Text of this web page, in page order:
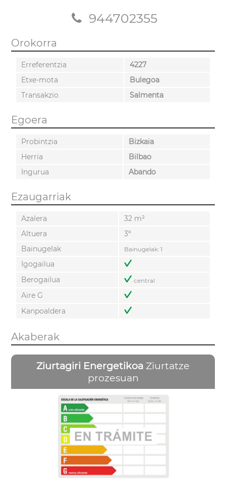
944702355
Orokorra
Erreferentzia
4227
Etxe-mota
Bulegoa
Transakzio
Salmenta
Egoera
Probintzia
Bizkaia
Herria
Bilbao
Ingurua
Abando
Ezaugarriak
Azalera
32 m²
Altuera
3º
Bainugelak
Bainugelak: 1
Igogailua
Berogailua
central
Aire G
Kanpoaldera
Akaberak
Ziurtagiri Energetikoa Ziurtatze
prozesuan